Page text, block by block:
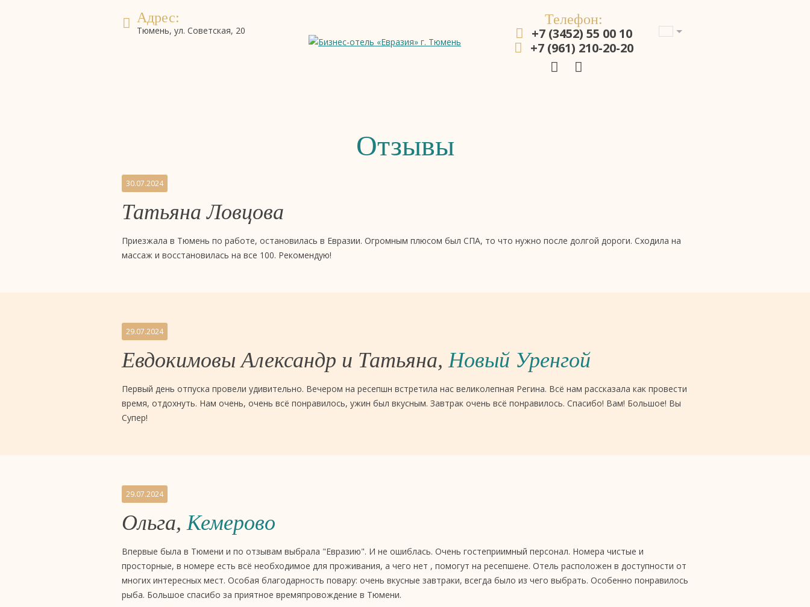
Адрес:
Тюмень, ул. Советская, 20
Телефон:
+7 (3452) 55 00 10
+7 (961) 210-20-20
Отзывы
Отзывы
на
бизнес-
звезды
«Евразия»,
Тюмень
30.07.2024
Татьяна Ловцова
Приезжала в Тюмень по работе, остановилась в Евразии. Огромным плюсом был СПА, то что нужно после долгой дороги. Сходила на
массаж и восстановилась на все 100. Рекомендую!
29.07.2024
Евдокимовы Александр и Татьяна,Новый Уренгой
Первый день отпуска провели удивительно. Вечером на ресепшн встретила нас великолепная Регина. Всё нам рассказала как провести
время, отдохнуть. Нам очень, очень всё понравилось, ужин был вкусным. Завтрак очень всё понравилось. Спасибо! Вам! Большое! Вы
Супер!
29.07.2024
Ольга,Кемерово
Впервые была в Тюмени и по отзывам выбрала "Евразию". И не ошиблась. Очень гостеприимный персонал. Номера чистые и
просторные, в номере есть всё необходимое для проживания, а чего нет , помогут на ресепшене. Отель расположен в доступности от
многих интересных мест. Особая благодарность повару: очень вкусные завтраки, всегда было из чего выбрать. Особенно понравилось
рыба. Большое спасибо за приятное времяпровождение в Тюмени.